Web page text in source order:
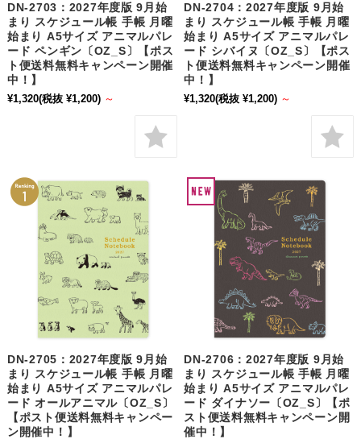
DN-2703：2027年度版 9月始
まり スケジュール帳 手帳 月曜
始まり A5サイズ アニマルパレ
ード ペンギン〔OZ_S〕【ポス
ト便送料無料キャンペーン開催
中！】
¥1,320(税抜 ¥1,200) ～
DN-2704：2027年度版 9月始
まり スケジュール帳 手帳 月曜
始まり A5サイズ アニマルパレ
ード シバイヌ〔OZ_S〕【ポス
ト便送料無料キャンペーン開催
中！】
¥1,320(税抜 ¥1,200) ～
DN-2705：2027年度版 9月始
まり スケジュール帳 手帳 月曜
始まり A5サイズ アニマルパレ
ード オールアニマル〔OZ_S〕
【ポスト便送料無料キャンペー
ン開催中！】
DN-2706：2027年度版 9月始
まり スケジュール帳 手帳 月曜
始まり A5サイズ アニマルパレ
ード ダイナソー〔OZ_S〕【ポ
スト便送料無料キャンペーン開
催中！】